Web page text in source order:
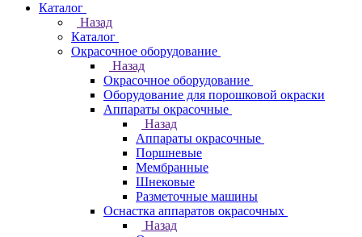
Каталог
Назад
Каталог
Окрасочное оборудование
Назад
Окрасочное оборудование
Оборудование для порошковой окраски
Аппараты окрасочные
Назад
Аппараты окрасочные
Поршневые
Мембранные
Шнековые
Разметочные машины
Оснастка аппаратов окрасочных
Назад